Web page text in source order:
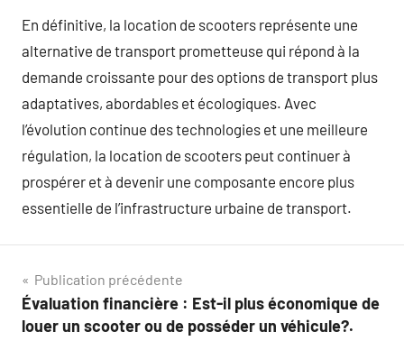
En définitive, la location de scooters représente une
alternative de transport prometteuse qui répond à la
demande croissante pour des options de transport plus
adaptatives, abordables et écologiques. Avec
l’évolution continue des technologies et une meilleure
régulation, la location de scooters peut continuer à
prospérer et à devenir une composante encore plus
essentielle de l’infrastructure urbaine de transport.
Navigation
de
Publication précédente
Évaluation financière : Est-il plus économique de
louer un scooter ou de posséder un véhicule?.